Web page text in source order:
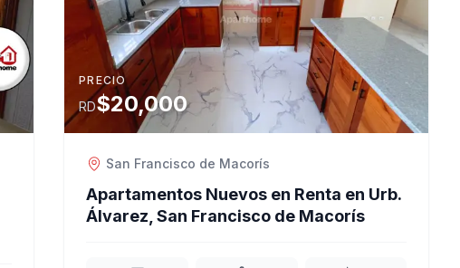
PRECIO
RD$20,000
San Francisco de Macorís
Apartamentos Nuevos en Renta en Urb.
Álvarez, San Francisco de Macorís